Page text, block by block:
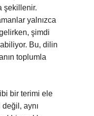
şekillenir.
yalnızca
şimdi
Bu, dilin
toplumla
bir terimi ele
aynı